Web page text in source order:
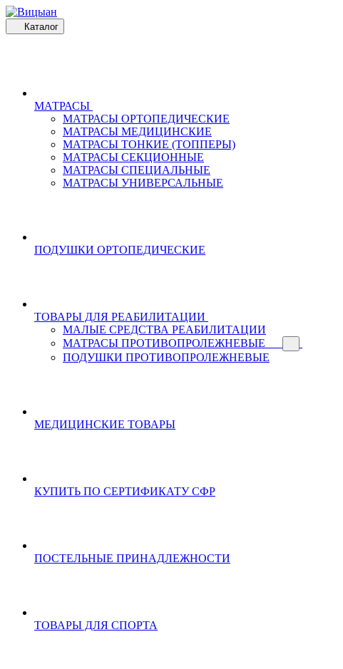
Каталог
МАТРАСЫ
МАТРАСЫ ОРТОПЕДИЧЕСКИЕ
МАТРАСЫ МЕДИЦИНСКИЕ
МАТРАСЫ ТОНКИЕ (ТОППЕРЫ)
МАТРАСЫ СЕКЦИОННЫЕ
МАТРАСЫ СПЕЦИАЛЬНЫЕ
МАТРАСЫ УНИВЕРСАЛЬНЫЕ
ПОДУШКИ ОРТОПЕДИЧЕСКИЕ
ТОВАРЫ ДЛЯ РЕАБИЛИТАЦИИ
МАЛЫЕ СРЕДСТВА РЕАБИЛИТАЦИИ
МАТРАСЫ ПРОТИВОПРОЛЕЖНЕВЫЕ
ПОДУШКИ ПРОТИВОПРОЛЕЖНЕВЫЕ
МЕДИЦИНСКИЕ ТОВАРЫ
КУПИТЬ ПО СЕРТИФИКАТУ СФР
ПОСТЕЛЬНЫЕ ПРИНАДЛЕЖНОСТИ
ТОВАРЫ ДЛЯ СПОРТА